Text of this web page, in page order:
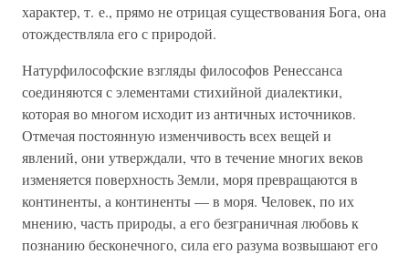
характер, т. е., прямо не отрицая существования Бога, она
отождествляла его с природой.
Натурфилософские взгляды философов Ренессанса
соединяются с элементами стихийной диалектики,
которая во многом исходит из античных источников.
Отмечая постоянную изменчивость всех вещей и
явлений, они утверждали, что в течение многих веков
изменяется поверхность Земли, моря превращаются в
континенты, а континенты — в моря. Человек, по их
мнению, часть природы, а его безграничная любовь к
познанию бесконечного, сила его разума возвышают его